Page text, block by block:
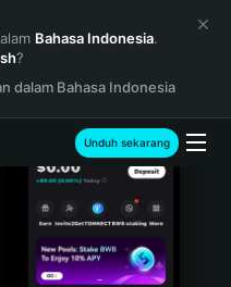
Bahasa Indonesia.
?
dalam Bahasa Indonesia
Unduh sekarang